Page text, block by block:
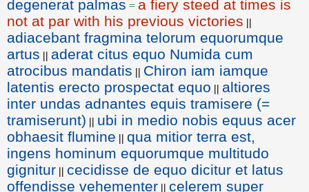
degenerat palmas = a fiery steed at times is
not at par with his previous victories ||
adiacebant fragmina telorum equorumque
artus || aderat citus equo Numida cum
atrocibus mandatis || Chiron iam iamque
latentis erecto prospectat equo || altiores
inter undas adnantes equis tramisere (=
tramiserunt) || ubi in medio nobis equus acer
obhaesit flumine || qua mitior terra est,
ingens hominum equorumque multitudo
gignitur || cecidisse de equo dicitur et latus
offendisse vehementer || celerem super